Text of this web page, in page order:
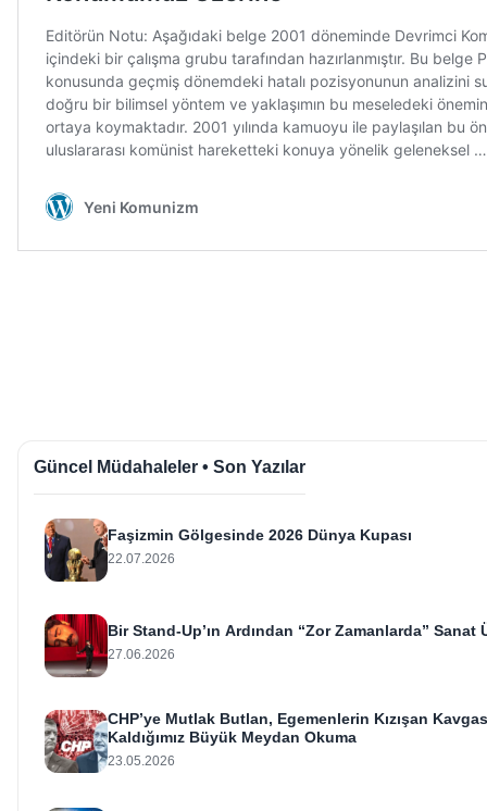
Güncel Müdahaleler • Son Yazılar
Faşizmin Gölgesinde 2026 Dünya Kupası
22.07.2026
Bir Stand-Up’ın Ardından “Zor Zamanlarda” Sanat
27.06.2026
CHP’ye Mutlak Butlan, Egemenlerin Kızışan
Kaldığımız Büyük Meydan Okuma
23.05.2026